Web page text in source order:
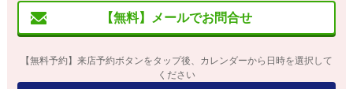
【無料】メールでお問合せ
【無料予約】来店予約ボタンをタップ後、カレンダーから日時を選択して
ください